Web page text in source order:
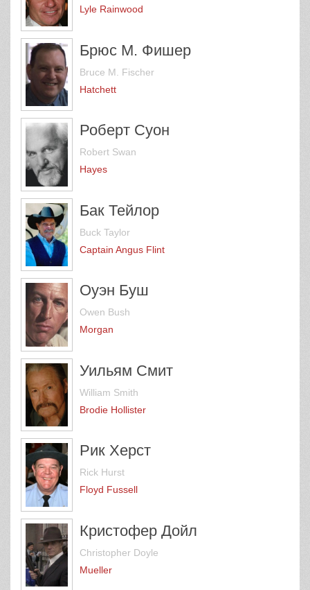
Lyle Rainwood
Брюс М. Фишер
Bruce M. Fischer
Hatchett
Роберт Суон
Robert Swan
Hayes
Бак Тейлор
Buck Taylor
Captain Angus Flint
Оуэн Буш
Owen Bush
Morgan
Уильям Смит
William Smith
Brodie Hollister
Рик Херст
Rick Hurst
Floyd Fussell
Кристофер Дойл
Christopher Doyle
Mueller